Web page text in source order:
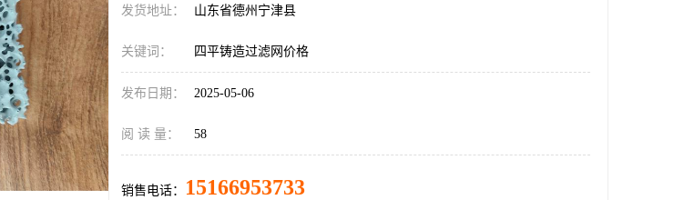
发货地址： 山东省德州宁津县
关键词： 四平铸造过滤网价格
发布日期： 2025-05-06
阅 读 量： 58
销售电话： 15166953733